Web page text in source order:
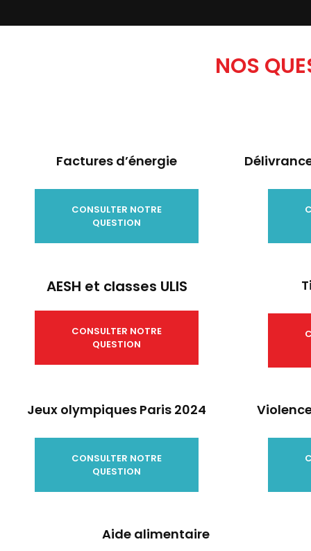
NOS
Factures d’énergie
CONSULTER NOTRE
QUESTION
AESH et classes ULIS
CONSULTER NOTRE
QUESTION
Jeux olympiques Paris 2024
CONSULTER NOTRE
QUESTION
Aide alimentaire